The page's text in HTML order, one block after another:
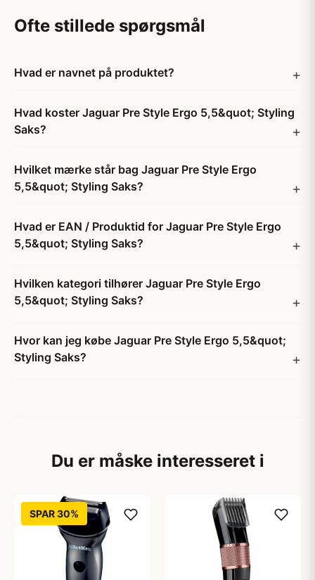
Ofte stillede spørgsmål
Hvad er navnet på produktet?
Hvad koster Jaguar Pre Style Ergo 5,5&quot; Styling
Saks?
Hvilket mærke står bag Jaguar Pre Style Ergo
5,5&quot; Styling Saks?
Hvad er EAN / Produktid for Jaguar Pre Style Ergo
5,5&quot; Styling Saks?
Hvilken kategori tilhører Jaguar Pre Style Ergo
5,5&quot; Styling Saks?
Hvor kan jeg købe Jaguar Pre Style Ergo 5,5&quot;
Styling Saks?
Du er måske interesseret i
SPAR 30%